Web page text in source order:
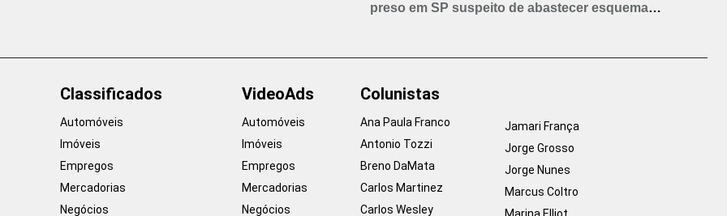
preso em SP suspeito de abastecer esquema
Classificados
Automóveis
Imóveis
Empregos
Mercadorias
Negócios
VideoAds
Automóveis
Imóveis
Empregos
Mercadorias
Negócios
Colunistas
Ana Paula Franco
Antonio Tozzi
Breno DaMata
Carlos Martinez
Carlos Wesley
Jamari França
Jorge Grosso
Jorge Nunes
Marcus Coltro